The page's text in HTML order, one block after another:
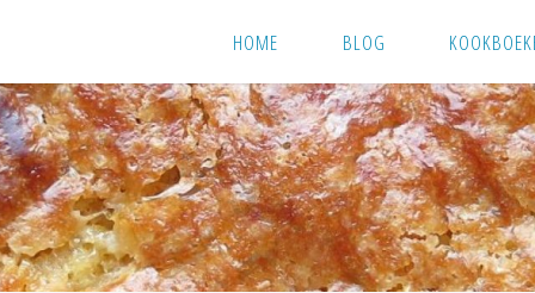
HOME BLOG